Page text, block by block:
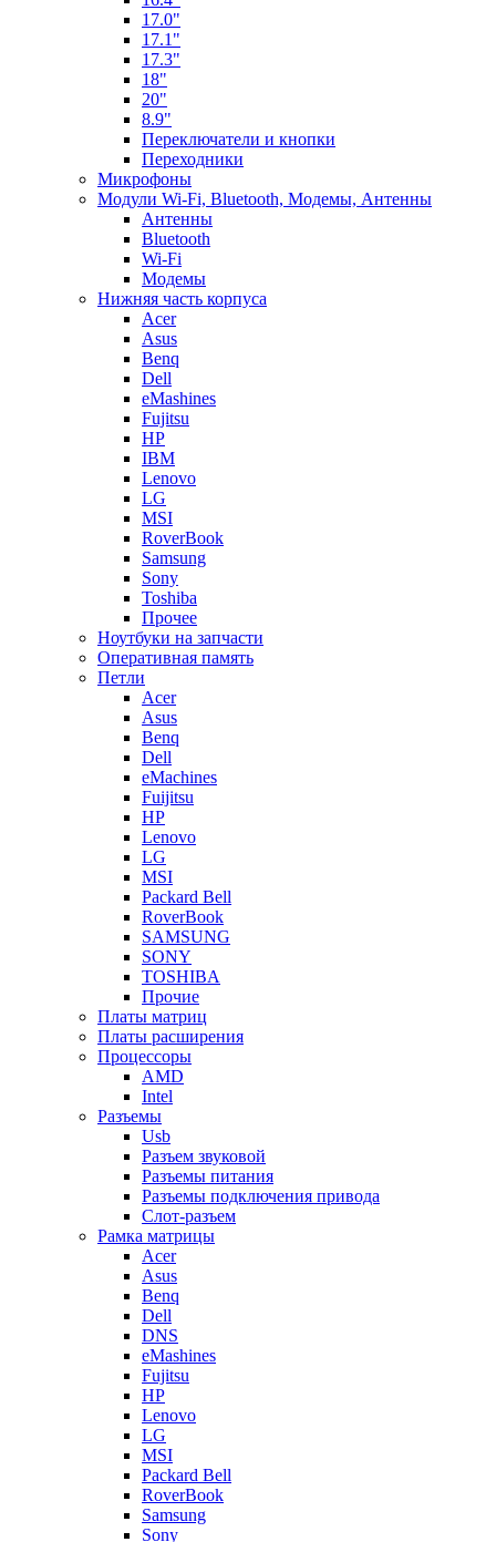
17.0"
17.1"
17.3"
18"
20"
8.9"
Переключатели и кнопки
Переходники
Микрофоны
Модули Wi-Fi, Bluetooth, Модемы, Антенны
Aнтенны
Bluetooth
Wi-Fi
Модемы
Нижняя часть корпуса
Acer
Asus
Benq
Dell
eMashines
Fujitsu
HP
IBM
Lenovo
LG
MSI
RoverBook
Samsung
Sony
Toshiba
Прочее
Ноутбуки на запчасти
Оперативная память
Петли
Acer
Asus
Benq
Dell
eMachines
Fuijitsu
HP
Lenovo
LG
MSI
Packard Bell
RoverBook
SAMSUNG
SONY
TOSHIBA
Прочие
Платы матриц
Платы расширения
Процессоры
AMD
Intel
Разъемы
Usb
Разъем звуковой
Разъемы питания
Разъемы подключения привода
Слот-разъем
Рамка матрицы
Acer
Asus
Benq
Dell
DNS
eMashines
Fujitsu
HP
Lenovo
LG
MSI
Packard Bell
RoverBook
Samsung
Sony